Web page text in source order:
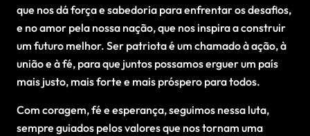
que nos dá força e sabedoria para enfrentar os desafios,
e no amor pela nossa nação, que nos inspira a construir
um futuro melhor. Ser patriota é um chamado à ação, à
união e à fé, para que juntos possamos erguer um país
mais justo, mais forte e mais próspero para todos.
Com coragem, fé e esperança, seguimos nessa luta,
sempre guiados pelos valores que nos tornam uma